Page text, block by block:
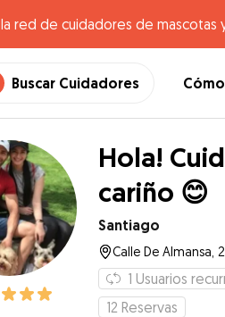
la red de cuidadores de mascotas
Buscar Cuidadores
Hola!
cariño 😊
Santiago
Calle De Almansa,
1 Usuarios
12 Reservas